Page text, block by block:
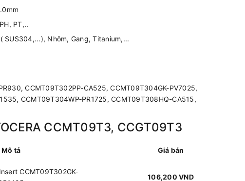
PT,..
Nhôm, Gang, Titanium,...
CCMT09T302PP-CA525, CCMT09T304GK-PV7025,
CCMT09T304WP-PR1725, CCMT09T308HQ-CA515,
CCMT09T3, CCGT09T3
Mô tả Giá bán
CCMT09T302GK-
106,200 VND